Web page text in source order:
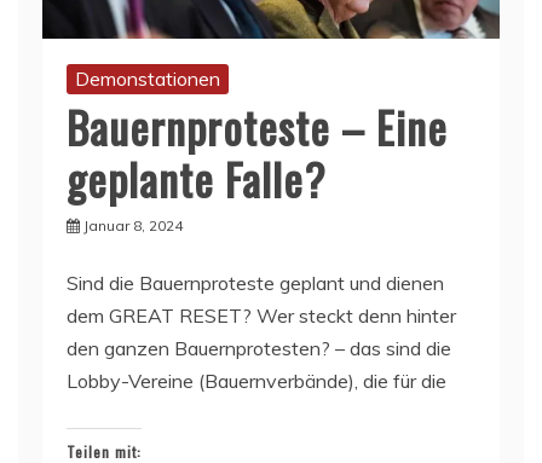
Demonstationen
Bauernproteste – Eine
geplante Falle?
Januar 8, 2024
Sind die Bauernproteste geplant und dienen
dem GREAT RESET? Wer steckt denn hinter
den ganzen Bauernprotesten? – das sind die
Lobby-Vereine (Bauernverbände), die für die
Teilen mit: